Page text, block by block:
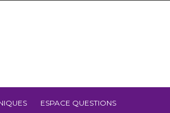
ESPACE QUESTIONS